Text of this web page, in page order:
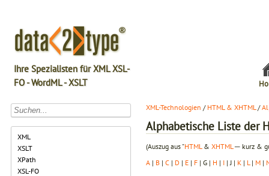
Ihre Spezialisten für XML XSL-
FO - WordML - XSLT
XML
XSLT
XPath
XSL-FO
XML-Technologien / HTML & XHTML/
Alphabetische Liste der
(Auszug aus "HTML & XHTML ─ kurz &
A | B | C | D | E | F | G | H | I | J | K | L | M |